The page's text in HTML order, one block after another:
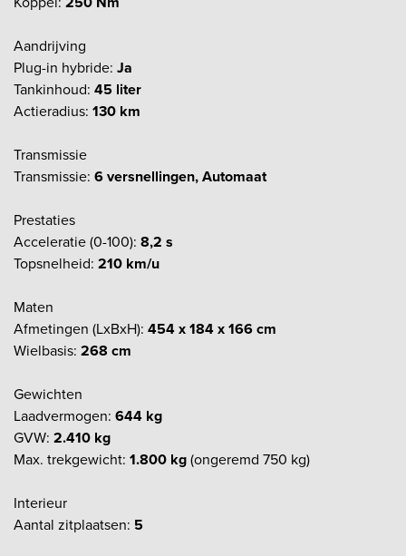
Aandrijving
Plug-in hybride: Ja
Tankinhoud: 45 liter
Actieradius: 130 km
Transmissie
Transmissie: 6 versnellingen, Automaat
Prestaties
Acceleratie (0-100): 8,2 s
Topsnelheid: 210 km/u
Maten
Afmetingen (LxBxH): 454 x 184 x 166 cm
Wielbasis: 268 cm
Gewichten
Laadvermogen: 644 kg
GVW: 2.410 kg
Max. trekgewicht: 1.800 kg(ongeremd 750 kg)
Interieur
Aantal zitplaatsen: 5